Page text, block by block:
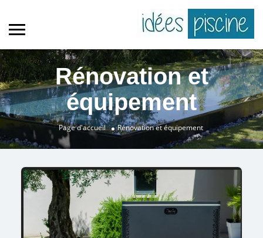
Rénovation et
équipement
Page d'accueil Rénovation et équipement